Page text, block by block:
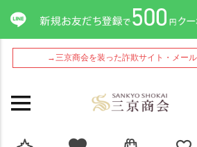
→三京商会を装った詐欺サイト・メー